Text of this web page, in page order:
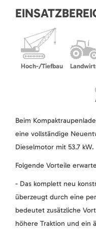
Hoch-/Tiefbau
Beim
eine vollständige
Dieselmotor mit 53.7 kW.
Folgende Vorteile
- Das komplett neu
überzeugt durch eine
bedeutet zusätzliche
höhere Traktion und ein